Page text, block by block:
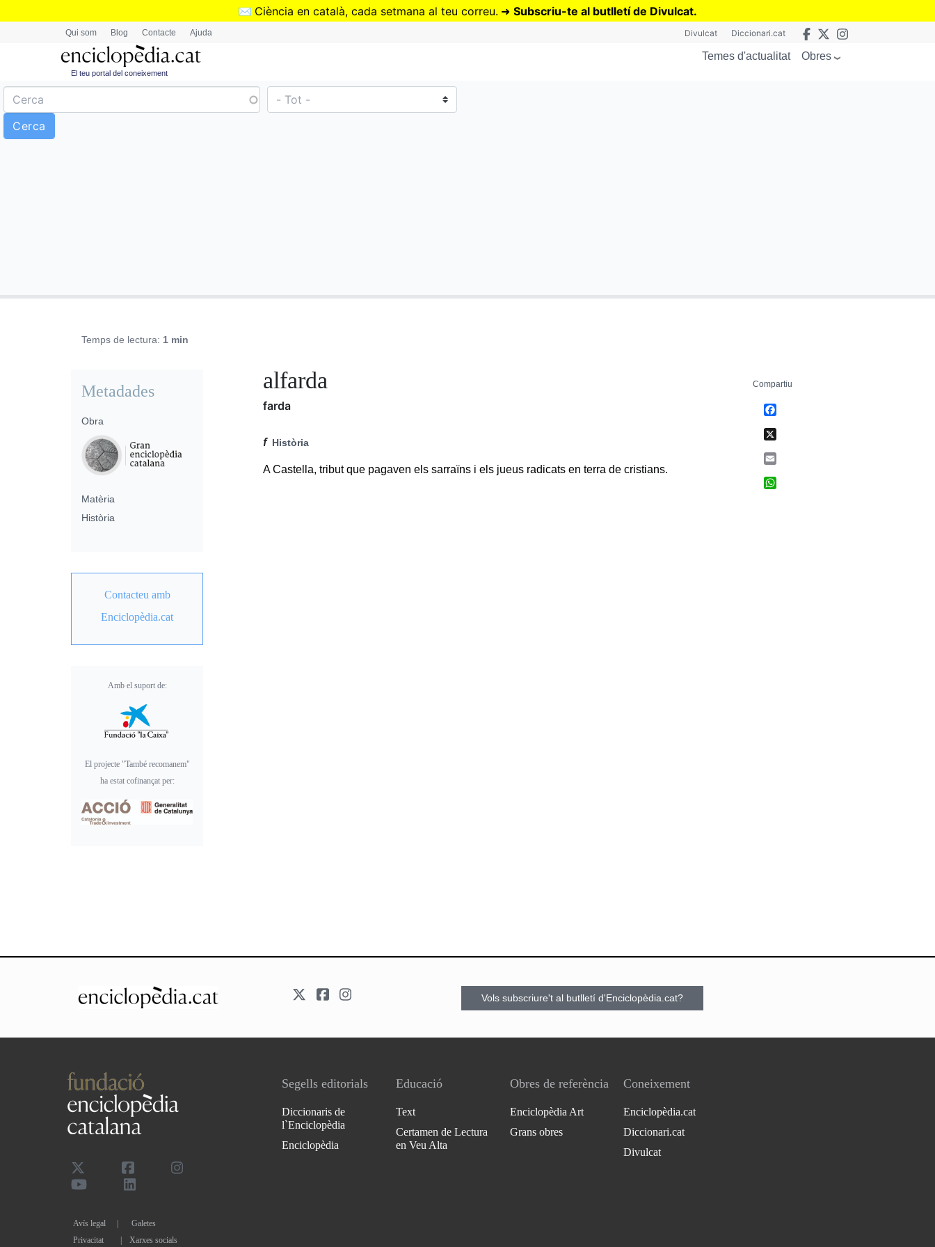
Vés
✉️ Ciència en català, cada setmana al teu correu. ➜ Subscriu-te al butlletí de Divulcat.
Qui som Blog Contacte Ajuda Divulcat Diccionari.cat
El teu portal del coneixement
Temes d'actualitat Obres
Temps de lectura: 1 min
alfarda
farda
f Història
A Castella, tribut que pagaven els sarraïns i els jueus radicats en terra de cristians.
Metadades
Obra
Matèria
Història
Contacteu amb
Enciclopèdia.cat
Amb el suport de:
El projecte "També recomanem"
ha estat cofinançat per:
Compartiu
Vols subscriure't al butlletí d'Enciclopèdia.cat?
Avís legal
Galetes
Privacitat
| Xarxes socials
Segells editorials
Diccionaris de
l`Enciclopèdia
Enciclopèdia
Educació
Text
Certamen de Lectura
en Veu Alta
Obres de referència
Enciclopèdia Art
Grans obres
Coneixement
Enciclopèdia.cat
Diccionari.cat
Divulcat